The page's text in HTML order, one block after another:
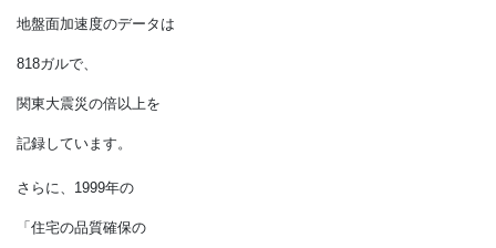
1981年は
覚えておかなければいけない
大事な境目の年となっています。
そして、1995年に
阪神淡路大震災が起きています。
新耐震基準で建てられた